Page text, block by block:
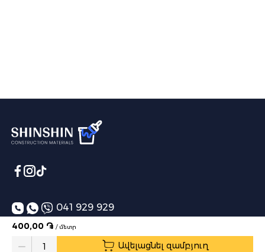
400,00 ֏ / մետր
Quantity Ավելացնել զամբյուղ
041 929 929
info@shinshin.am
Առաքման ժամեր՝ 10:00-19:00